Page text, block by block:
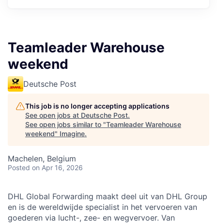
Teamleader Warehouse
weekend
Deutsche Post
This job is no longer accepting applications
See open jobs at Deutsche Post.
See open jobs similar to "Teamleader Warehouse
weekend" Imagine.
Machelen, Belgium
Posted on Apr 16, 2026
DHL Global Forwarding maakt deel uit van DHL Group
en is de wereldwijde specialist in het vervoeren van
goederen via lucht-, zee- en wegvervoer. Van